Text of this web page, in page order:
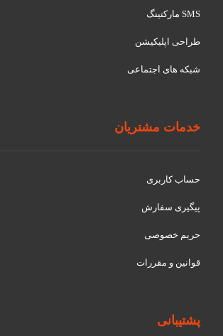
SMS مارکتینگ
طراحی اپلیکیشن
شبکه های اجتماعی
خدمات مشتریان
حساب کاربری
پیگیری سفارش
حریم خصوصی
قوانین و مقررات
پشتیبانی